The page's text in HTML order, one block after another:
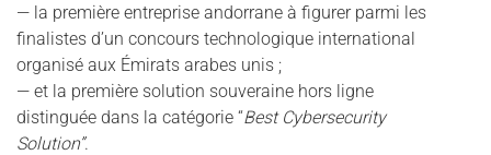
— la première entreprise andorrane à figurer parmi les
finalistes d’un concours technologique international
organisé aux Émirats arabes unis ;
— et la première solution souveraine hors ligne
distinguée dans la catégorie “Best Cybersecurity
Solution”.